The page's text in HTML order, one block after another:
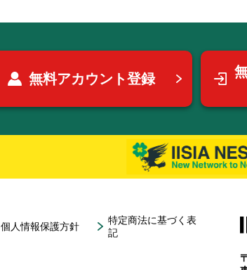
無料アカウント登録
個人情報保護方針
特定商法に基づく表
記